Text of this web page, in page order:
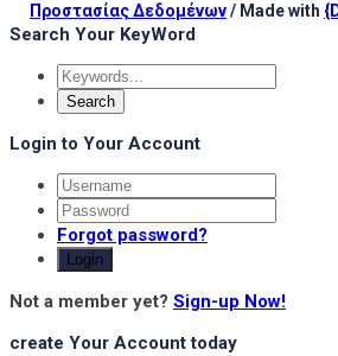
Προστασίας Δεδομένων/ Made with
Search Your KeyWord
Login to Your Account
Forgot password?
Login
Not a member yet? Sign-up Now!
create Your Account today